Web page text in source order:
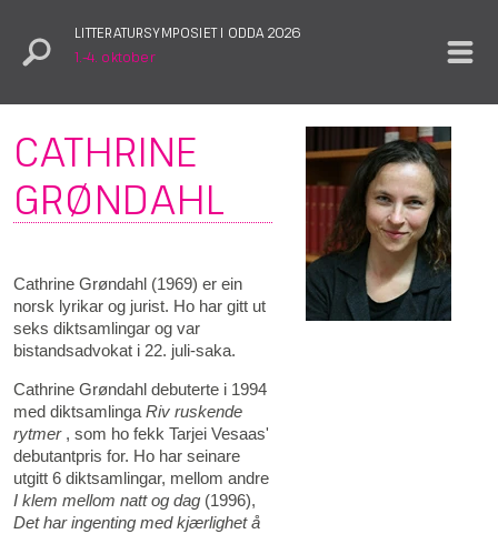
LITTERATURSYMPOSIET I ODDA 2026
1.–4. oktober
CATHRINE
GRØNDAHL
Cathrine Grøndahl (1969) er ein
norsk lyrikar og jurist. Ho har gitt ut
seks diktsamlingar og var
bistandsadvokat i 22. juli-saka.
Cathrine Grøndahl debuterte i 1994
med diktsamlinga Riv ruskende
rytmer, som ho fekk Tarjei Vesaas'
debutantpris for. Ho har seinare
utgitt 6 diktsamlingar, mellom andre
I klem mellom natt og dag (1996),
Det har ingenting med kjærlighet å